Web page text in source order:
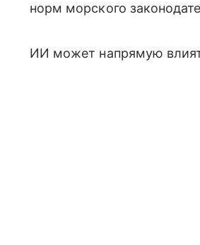
норм морского
ИИ может напрямую